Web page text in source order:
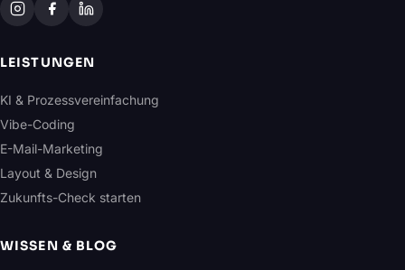
LEISTUNGEN
KI & Prozessvereinfachung
Vibe-Coding
E-Mail-Marketing
Layout & Design
Zukunfts-Check starten
WISSEN & BLOG